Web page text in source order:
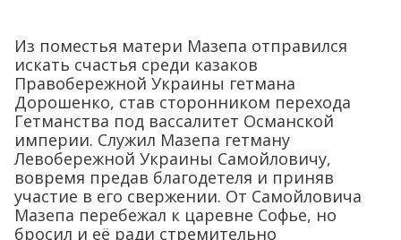
Из поместья матери Мазепа отправился
искать счастья среди казаков
Правобережной Украины гетмана
Дорошенко, став сторонником перехода
Гетманства под вассалитет Османской
империи. Служил Мазепа гетману
Левобережной Украины Самойловичу,
вовремя предав благодетеля и приняв
участие в его свержении. От Самойловича
Мазепа перебежал к царевне Софье, но
бросил и её ради стремительно